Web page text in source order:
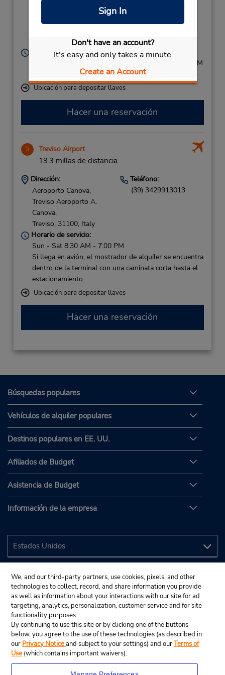
Sign In
Don't have an account?
It's easy and only takes a minute
Create an Account
Horario de servicio:
Mon - Fri 8:00 AM - 6:30 PM; Sat 8:00 AM - 12:30 PM
Free pickup service available
Ubicación para depositar llaves
Hacer una reservación
3 Treviso Airport
19.3 millas de distancia
Dirección:
Aeroporto Canova,
Treviso Aeroporto A.
Canova,
Treviso, 31100, Italy
Teléfono:
(39) 3429913013
Horario de servicio:
Sun - Sat 8:30 AM - 7:00 PM
Si llega en avión, el mostrador de alquiler se encuentra
dentro de la terminal con una caminata corta hasta el
estacionamiento.
Ubicación para depositar llaves
Hacer una reservación
Búsquedas populares
Vehículos de alquiler populares
Destinos populares en EE. UU.
Afiliados de Budget
Asistencia de Budget
Información de la empresa
We, and our third-party partners, use cookies, pixels, and other
technologies to collect, record, and share information you provide
as well as information about your interactions with our site for ad
targeting, analytics, personalization, customer service and for site
functionality purposes.
By continuing to use this site or by clicking one of the buttons
below, you agree to the use of these technologies (as described in
our Privacy Noticeand subject to your settings) and ourTerms of
Use (which contains important waivers).